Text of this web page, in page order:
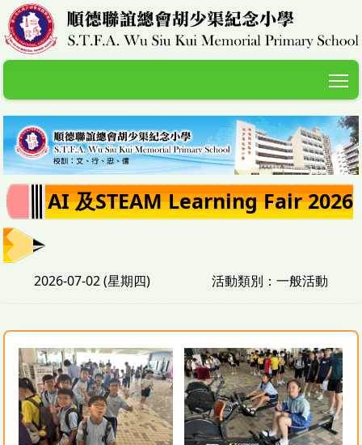
AI 及STEAM Learning Fair 2026
2026-07-02 (星期四) 活動類別：一般活動